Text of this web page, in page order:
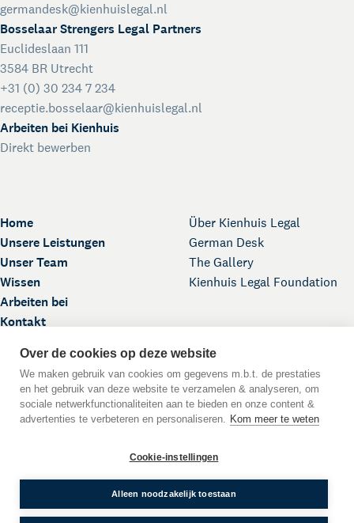
Sprache:DEENNL
Home
Unsere Leistungen
Unser Team
Wissen
Arbeiten bei
Kontakt
Über Kienhuis Legal
German Desk
The Gallery
Kienhuis Legal Foundation
germandesk@kienhuislegal.nl
Bosselaar Strengers Legal Partners
Euclideslaan 111
3584 BR Utrecht
+31 (0) 30 234 7 234
receptie.bosselaar@kienhuislegal.nl
Arbeiten bei Kienhuis
Direkt bewerben
Allgemeine GeschäftsbedingungenImpressum
Over de cookies op deze website
We maken gebruik van cookies om gegevens m.b.t. de prestaties
en het gebruik van deze website te verzamelen & analyseren, om
sociale netwerkfunctionaliteiten aan te bieden en onze content &
advertenties te verbeteren en personaliseren. Kom meer te weten
Cookie-instellingen
Alleen noodzakelijk toestaan